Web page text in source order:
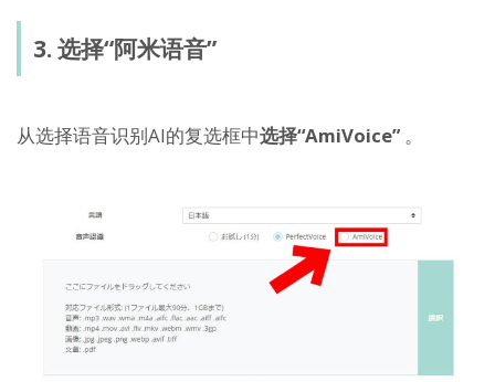
3. 选择“阿米语音”
从选择语音识别AI的复选框中选择“AmiVoice”。